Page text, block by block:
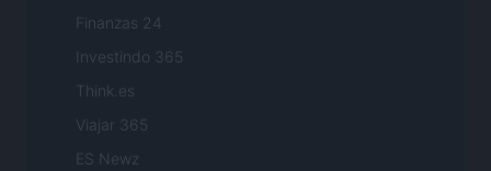
Finanzas 24
Investindo 365
Think.es
Viajar 365
ES Newz